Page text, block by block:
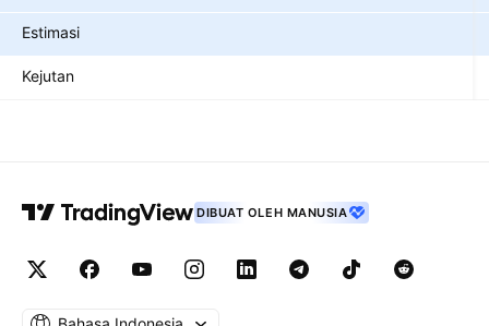
Estimasi
Kejutan
DIBUAT OLEH MANUSIA